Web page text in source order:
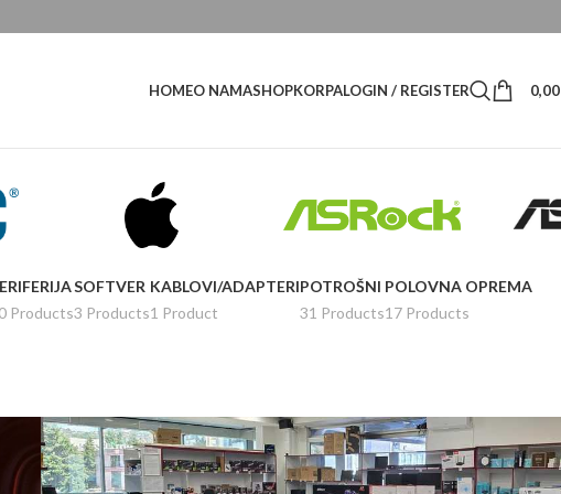
HOMEO NAMASHOPKORPALOGIN / REGISTER 0,00
Products
SOFTVER
3 Products
KABLOVI/ADAPTERI
1 Product
POTROŠNI
31 Products
POLOVNA OPREMA
17 Products